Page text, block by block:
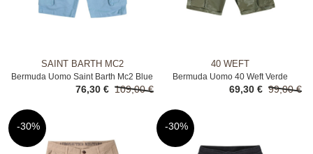
SAINT BARTH MC2
Bermuda Uomo Saint Barth Mc2 Blue
109,00 €
76,30 €
40 WEFT
Bermuda Uomo 40 Weft Verde
99,00 €
69,30 €
-30% -30%